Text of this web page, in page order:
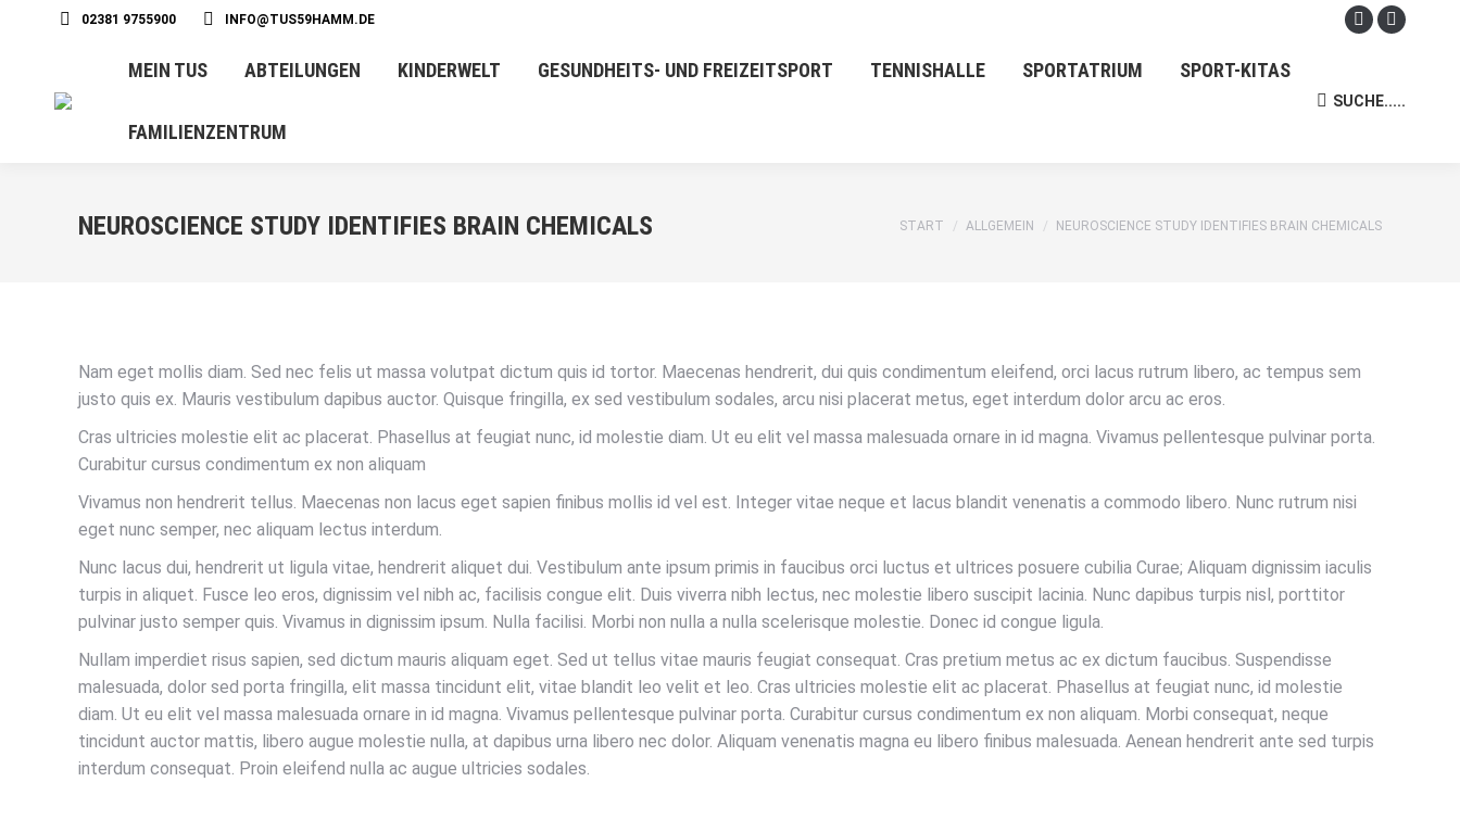
02381 9755900 INFO@TUS59HAMM.DE
Facebook
MEIN TUS ABTEILUNGEN KINDERWELT GESUNDHEITS- UND FREIZEITSPORT TENNISHALLE SPORTATRIUM SPORT-KITAS
FAMILIENZENTRUM
Search:
SUCHE.....
NEUROSCIENCE STUDY IDENTIFIES BRAIN CHEMICALS Sie befinden sich hier:
START ALLGEMEIN NEUROSCIENCE STUDY IDENTIFIES BRAIN CHEMICALS
Nam eget mollis diam. Sed nec felis ut massa volutpat dictum quis id tortor. Maecenas hendrerit, dui quis condimentum eleifend, orci lacus rutrum libero, ac tempus sem
justo quis ex. Mauris vestibulum dapibus auctor. Quisque fringilla, ex sed vestibulum sodales, arcu nisi placerat metus, eget interdum dolor arcu ac eros.
Cras ultricies molestie elit ac placerat. Phasellus at feugiat nunc, id molestie diam. Ut eu elit vel massa malesuada ornare in id magna. Vivamus pellentesque pulvinar porta.
Curabitur cursus condimentum ex non aliquam
Vivamus non hendrerit tellus. Maecenas non lacus eget sapien finibus mollis id vel est. Integer vitae neque et lacus blandit venenatis a commodo libero. Nunc rutrum nisi
eget nunc semper, nec aliquam lectus interdum.
Nunc lacus dui, hendrerit ut ligula vitae, hendrerit aliquet dui. Vestibulum ante ipsum primis in faucibus orci luctus et ultrices posuere cubilia Curae; Aliquam dignissim iaculis
turpis in aliquet. Fusce leo eros, dignissim vel nibh ac, facilisis congue elit. Duis viverra nibh lectus, nec molestie libero suscipit lacinia. Nunc dapibus turpis nisl, porttitor
pulvinar justo semper quis. Vivamus in dignissim ipsum. Nulla facilisi. Morbi non nulla a nulla scelerisque molestie. Donec id congue ligula.
Nullam imperdiet risus sapien, sed dictum mauris aliquam eget. Sed ut tellus vitae mauris feugiat consequat. Cras pretium metus ac ex dictum faucibus. Suspendisse
malesuada, dolor sed porta fringilla, elit massa tincidunt elit, vitae blandit leo velit et leo. Cras ultricies molestie elit ac placerat. Phasellus at feugiat nunc, id molestie
diam. Ut eu elit vel massa malesuada ornare in id magna. Vivamus pellentesque pulvinar porta. Curabitur cursus condimentum ex non aliquam. Morbi consequat, neque
tincidunt auctor mattis, libero augue molestie nulla, at dapibus urna libero nec dolor. Aliquam venenatis magna eu libero finibus malesuada. Aenean hendrerit ante sed turpis
interdum consequat. Proin eleifend nulla ac augue ultricies sodales.